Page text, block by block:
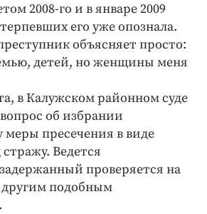
2008-го и в январе 2009
его уже опознала.
объясняет просто:
детей, но женщины меня
в Калужском районном суде
об избрании
меры пресечения в виде
Ведется
проверяется на
другим подобным